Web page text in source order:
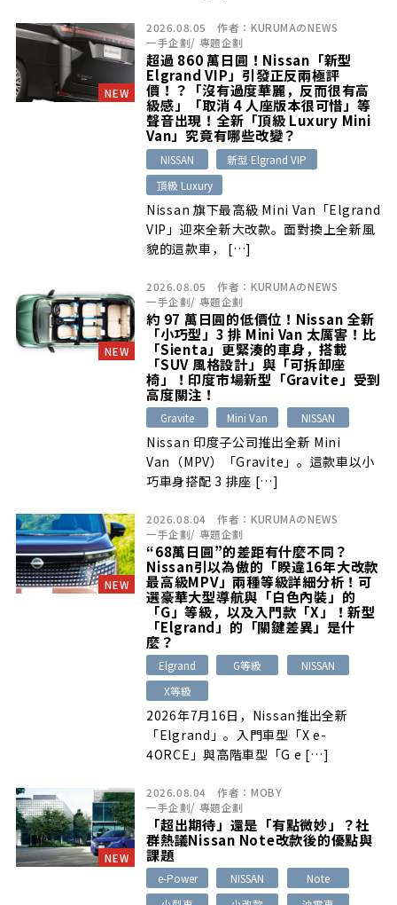
NEW
2026.08.05 作者： KURUMAのNEWS
一手企劃/ 專題企劃
超過 860 萬日圓！Nissan「新型
Elgrand VIP」引發正反兩極評
價！？「沒有過度華麗，反而很有高
級感」「取消 4 人座版本很可惜」等
聲音出現！全新「頂級 Luxury Mini
Van」究竟有哪些改變？
NISSAN
新型 Elgrand VIP
頂級 Luxury
Nissan 旗下最高級 Mini Van「Elgrand
VIP」迎來全新大改款。面對換上全新風
貌的這款車， […]
NEW
2026.08.05 作者： KURUMAのNEWS
一手企劃/ 專題企劃
約 97 萬日圓的低價位！Nissan 全新
「小巧型」3 排 Mini Van 太厲害！比
「Sienta」更緊湊的車身，搭載
「SUV 風格設計」與「可拆卸座
椅」！印度市場新型「Gravite」受到
高度關注！
Gravite Mini Van NISSAN
Nissan 印度子公司推出全新 Mini
Van（MPV）「Gravite」。這款車以小
巧車身搭配 3 排座 […]
NEW
2026.08.04 作者： KURUMAのNEWS
一手企劃/ 專題企劃
“68萬日圓”的差距有什麼不同？
Nissan引以為傲的「睽違16年大改款
最高級MPV」兩種等級詳細分析！可
選豪華大型導航與「白色內裝」的
「G」等級，以及入門款「X」！新型
「Elgrand」的「關鍵差異」是什
麼？
Elgrand G等級
NISSAN
X等級
2026年7月16日，Nissan推出全新
「Elgrand」。入門車型「X e-
4ORCE」與高階車型「G e […]
NEW
2026.08.04 作者： MOBY
一手企劃/ 專題企劃
「超出期待」還是「有點微妙」？社
群熱議Nissan Note改款後的優點與
課題
e-Power NISSAN
Note